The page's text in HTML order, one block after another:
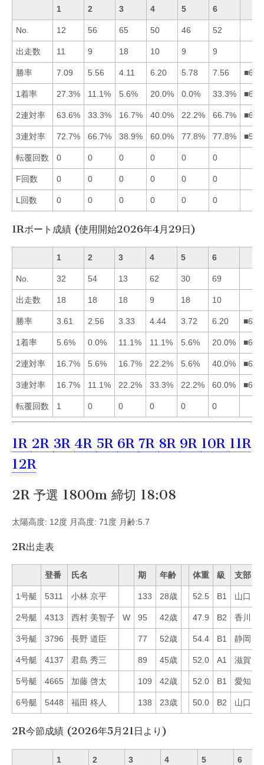
1 2 3 4 5 6
No. 12 56 65 50 46 52
出走数 11 9 18 10 9 9
勝率 7.09 5.56 4.11 6.20 5.78 7.56
1着率 27.3% 11.1% 5.6% 20.0% 0.0% 33.3%
2連対率 63.6% 33.3% 16.7% 40.0% 22.2% 66.7%
3連対率 72.7% 66.7% 38.9% 60.0% 77.8% 77.8%
転覆回数 0 0 0 0 0 0
F回数 0 0 0 0 0 0
L回数 0 0 0 0 0 0
1Rボート成績 (使用開始2026年4月29日)
1 2 3 4 5 6
No. 32 54 13 62 30 69
出走数 18 18 18 9 18 10
勝率 3.61 2.56 3.33 4.44 3.72 6.20
1着率 5.6% 0.0% 11.1% 11.1% 5.6% 20.0%
2連対率 16.7% 5.6% 16.7% 22.2% 5.6% 40.0%
3連対率 16.7% 11.1% 22.2% 33.3% 22.2% 60.0%
転覆回数 1 0 0 0 0 0
1R 2R 3R 4R 5R 6R 7R 8R 9R 10R 11R
12R
2R 予選 1800m 締切 18:08
太陽高度: 12度 月高度: 71度 月齢:5.7
2R出走表
登番 氏名 期 年齢 体重 級 支部
1号艇 5311 小林 京平 133 28歳 52.5 B1 山口
2号艇 4313 西村 美智子 W 95 42歳 47.9 B2 香川
3号艇 3796 長野 道臣 77 52歳 54.4 B1 静岡
4号艇 4137 君島 秀三 89 45歳 52.0 A1 滋賀
5号艇 4665 加藤 啓太 109 42歳 52.0 B1 愛知
6号艇 5448 福田 柊人 138 23歳 50.0 B2 山口
2R今節成績 (2026年5月21日より)
1 2 3 4 5 6